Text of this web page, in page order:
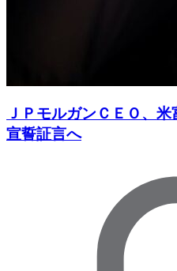
ＪＰモルガンＣＥＯ、
宣誓証言へ